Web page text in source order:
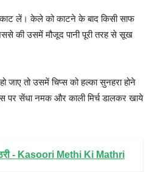
लें। केले को काटने के बाद किसी साफ
की उसमें मौजूद पानी पूरी तरह से सूख
तो उसमें चिप्स को हल्का सुनहरा होने
सेंधा नमक और काली मिर्च डालकर खाये
- Kasoori Methi Ki Mathri